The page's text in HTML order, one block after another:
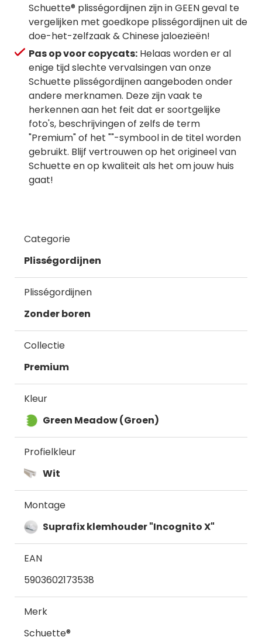
Schuette® plisségordijnen zijn in GEEN geval te
vergelijken met goedkope plisségordijnen uit de
doe-het-zelfzaak & Chinese jaloezieën!
Pas op voor copycats: Helaas worden er al
enige tijd slechte vervalsingen van onze
Schuette plisségordijnen aangeboden onder
andere merknamen. Deze zijn vaak te
herkennen aan het feit dat er soortgelijke
foto's, beschrijvingen of zelfs de term
"Premium" of het ""-symbool in de titel worden
gebruikt. Blijf vertrouwen op het origineel van
Schuette en op kwaliteit als het om jouw huis
gaat!
Categorie
Plisségordijnen
Plisségordijnen
Zonder boren
Collectie
Premium
Kleur
Green Meadow (Groen)
Profielkleur
Wit
Montage
Suprafix klemhouder "Incognito X"
EAN
5903602173538
Merk
Schuette®